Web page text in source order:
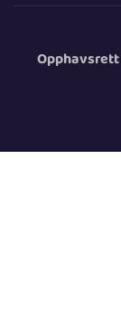
Opphavsrett